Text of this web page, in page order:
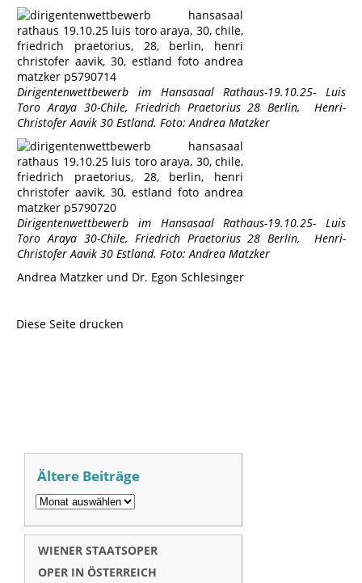
Dirigentenwettbewerb im Hansasaal Rathaus-19.10.25- Luis
Toro Araya 30-Chile, Friedrich Praetorius 28 Berlin, Henri-
Christofer Aavik 30 Estland. Foto: Andrea Matzker
Dirigentenwettbewerb im Hansasaal Rathaus-19.10.25- Luis
Toro Araya 30-Chile, Friedrich Praetorius 28 Berlin, Henri-
Christofer Aavik 30 Estland. Foto: Andrea Matzker
Andrea Matzker und Dr. Egon Schlesinger
Diese Seite drucken
Ältere Beiträge
WIENER STAATSOPER
OPER IN ÖSTERREICH